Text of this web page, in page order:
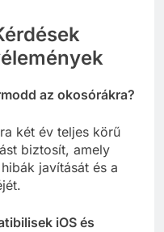
az okosórákra?
két év teljes körű
biztosít, amely
javítását és a
iOS és